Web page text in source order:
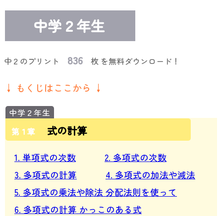
中学２年生
中２のプリント 836 枚 を無料ダウンロード！
↓ もくじはここから ↓
第１章 式の計算
1. 単項式の次数
2. 多項式の次数
3. 多項式の計算
4. 多項式の加法や減法
5. 多項式の乗法や除法 分配法則を使って
6. 多項式の計算 かっこのある式